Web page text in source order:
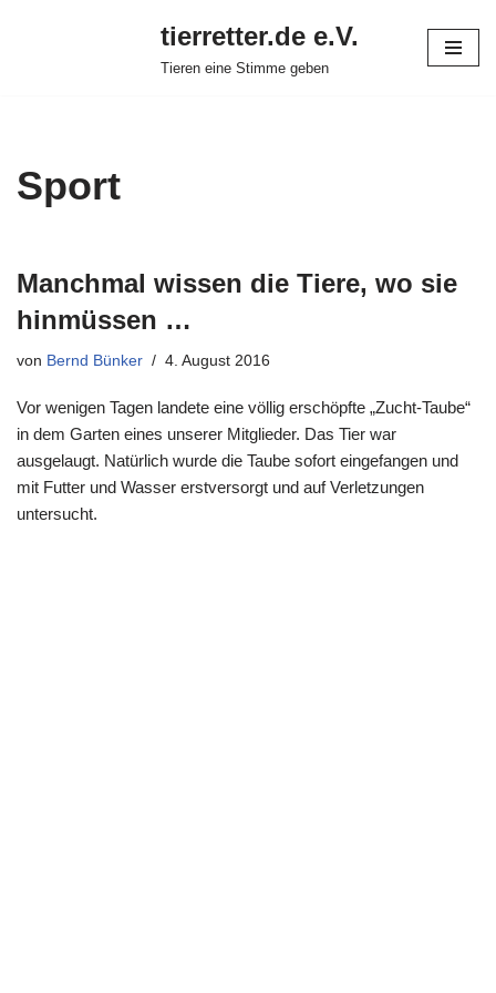
tierretter.de e.V.
Tieren eine Stimme geben
Sport
Manchmal wissen die Tiere, wo sie
hinmüssen …
von Bernd Bünker 4. August 2016
Vor wenigen Tagen landete eine völlig erschöpfte „Zucht-Taube“
in dem Garten eines unserer Mitglieder. Das Tier war
ausgelaugt. Natürlich wurde die Taube sofort eingefangen und
mit Futter und Wasser erstversorgt und auf Verletzungen
untersucht.